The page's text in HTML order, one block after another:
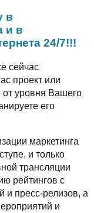
в
и в
24/7!!!
сейчас
проект или
от уровня Вашего
его
маркетинга
и только
трансляции
рейтингов с
и пресс-релизов, а
и